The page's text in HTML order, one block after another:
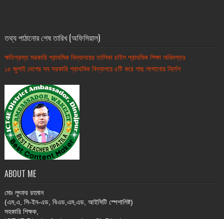
তথ্য পাঠানোর শেষ তারিখ (অফিসিয়াল)
ক্ষতিগ্রস্ত সরকারি প্রাথমিক বিদ্যালয়ের তালিকা চাইল প্রাথমিক শিক্ষা অধিদপ্তর
১৫ জুলাই দেশের সব সরকারি প্রাথমিক বিদ্যালয়ে ৫টি করে গাছ লাগানোর নির্দেশ
ABOUT ME
মোঃলুৎফর রহমান
(এম,এ, সি-ইন-এড, বিএড,এম,এড, আইসিটি স্পেশালিষ্ট)
সহকারি শিক্ষক,